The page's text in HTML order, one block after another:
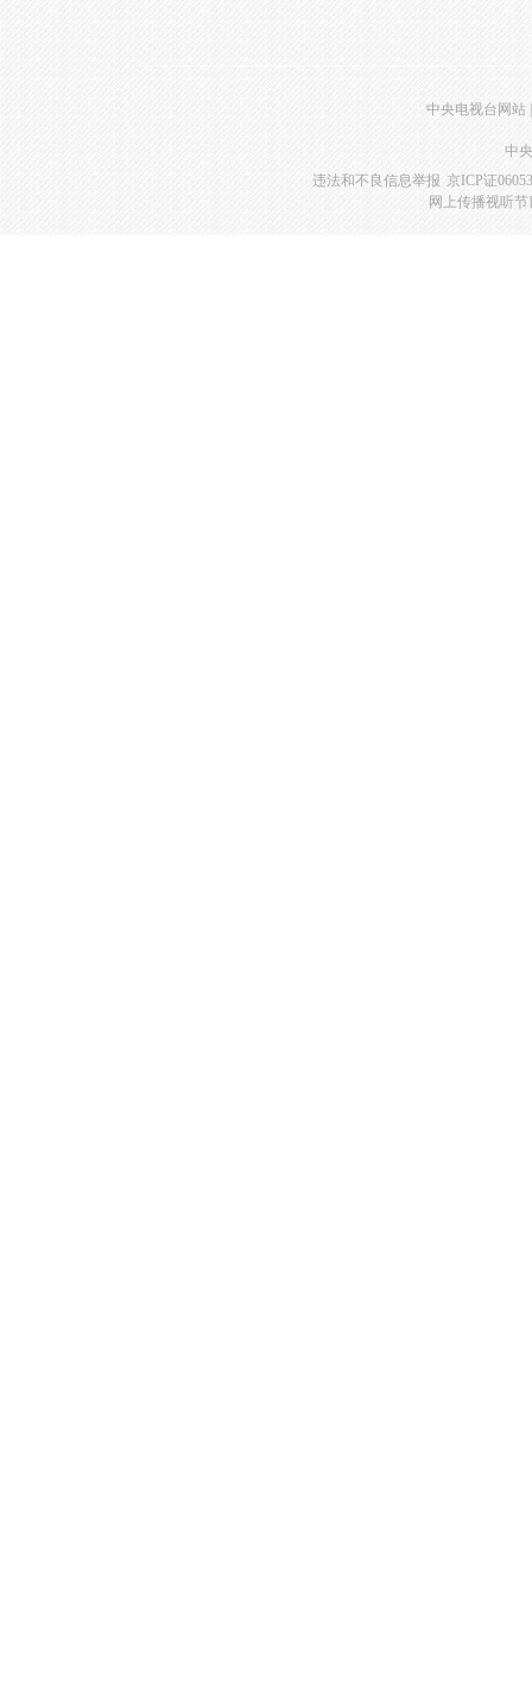
中央电视台网站
中
违法和不良信息举报 京ICP证
网上传播视听